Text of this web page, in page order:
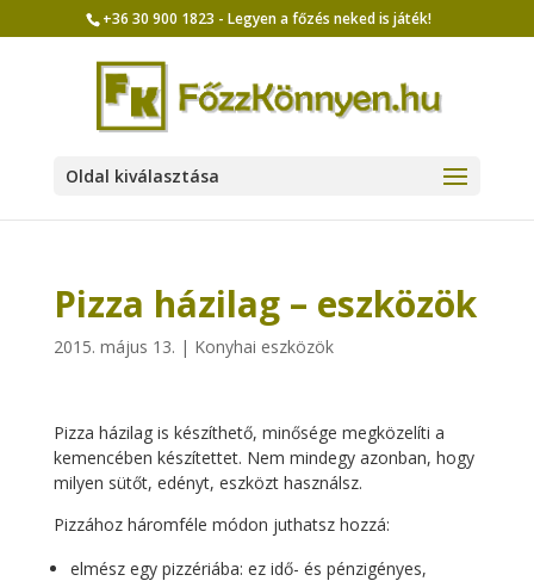
+36 30 900 1823 - Legyen a főzés neked is játék!
Oldal kiválasztása
Pizza házilag – eszközök
2015. május 13. | Konyhai eszközök
Pizza házilag is készíthető, minősége megközelíti a
kemencében készítettet. Nem mindegy azonban, hogy
milyen sütőt, edényt, eszközt használsz.
Pizzához háromféle módon juthatsz hozzá:
elmész egy pizzériába: ez idő- és pénzigényes,